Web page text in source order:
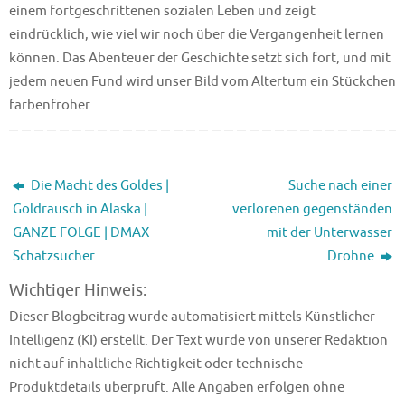
einem fortgeschrittenen sozialen Leben und zeigt
eindrücklich, wie viel wir noch über die Vergangenheit lernen
können. Das Abenteuer der Geschichte setzt sich fort, und mit
jedem neuen Fund wird unser Bild vom Altertum ein Stückchen
farbenfroher.
Die Macht des Goldes |
Goldrausch in Alaska |
GANZE FOLGE | DMAX
Schatzsucher
Suche nach einer
verlorenen gegenständen
mit der Unterwasser
Drohne
Wichtiger Hinweis:
Dieser Blogbeitrag wurde automatisiert mittels Künstlicher
Intelligenz (KI) erstellt. Der Text wurde von unserer Redaktion
nicht auf inhaltliche Richtigkeit oder technische
Produktdetails überprüft. Alle Angaben erfolgen ohne